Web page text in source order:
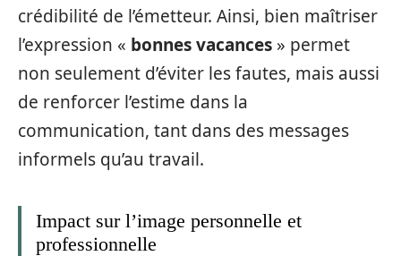
crédibilité de l’émetteur. Ainsi, bien maîtriser
l’expression « bonnes vacances » permet
non seulement d’éviter les fautes, mais aussi
de renforcer l’estime dans la
communication, tant dans des messages
informels qu’au travail.
Impact sur l’image personnelle et
professionnelle